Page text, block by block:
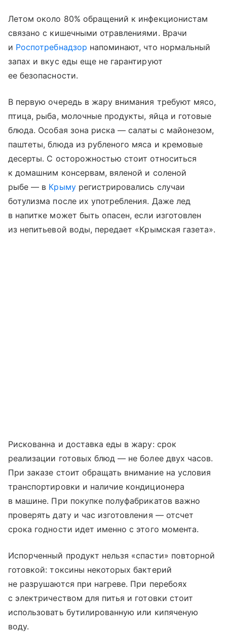
Летом около 80% обращений к инфекционистам
связано с кишечными отравлениями. Врачи
и Роспотребнадзор напоминают, что нормальный
запах и вкус еды еще не гарантируют
ее безопасности.
В первую очередь в жару внимания требуют мясо,
птица, рыба, молочные продукты, яйца и готовые
блюда. Особая зона риска — салаты с майонезом,
паштеты, блюда из рубленого мяса и кремовые
десерты. С осторожностью стоит относиться
к домашним консервам, вяленой и соленой
рыбе — в Крымурегистрировались случаи
ботулизма после их употребления. Даже лед
в напитке может быть опасен, если изготовлен
из непитьевой воды, передает «Крымская газета».
Рискованна и доставка еды в жару: срок
реализации готовых блюд — не более двух часов.
При заказе стоит обращать внимание на условия
транспортировки и наличие кондиционера
в машине. При покупке полуфабрикатов важно
проверять дату и час изготовления — отсчет
срока годности идет именно с этого момента.
Испорченный продукт нельзя «спасти» повторной
готовкой: токсины некоторых бактерий
не разрушаются при нагреве. При перебоях
с электричеством для питья и готовки стоит
использовать бутилированную или кипяченую
воду.